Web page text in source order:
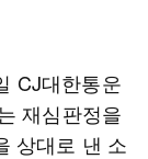
CJ대한통운
재심판정을
상대로 낸 소